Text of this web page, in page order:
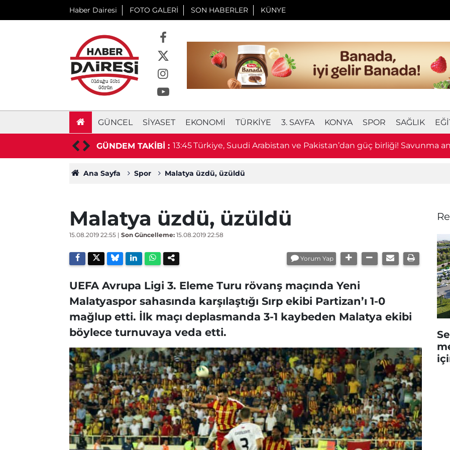
Haber Dairesi FOTO GALERİ SON HABERLER KÜNYE
GÜNCEL SIYASET EKONOMI TÜRKIYE 3. SAYFA KONYA SPOR SAĞLIK
GÜNDEM TAKİBİ :
motosikletin üzerine sürdü 13:45Türkiye, Suudi Arabistan ve Pakistan’dan güç birliği! Savunma
Ana Sayfa Spor Malatya üzdü, üzüldü
Malatya üzdü, üzüldü
15.08.2019 22:55 | Son Güncelleme: 15.08.2019 22:58
Yorum Yap
UEFA Avrupa Ligi 3. Eleme Turu rövanş maçında Yeni
Malatyaspor sahasında karşılaştığı Sırp ekibi Partizan’ı 1-0
mağlup etti. İlk maçı deplasmanda 3-1 kaybeden Malatya ekibi
böylece turnuvaya veda etti.